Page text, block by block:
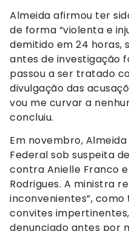
Almeida afirmou ter
de forma “violenta e
demitido em 24 horas,
antes de investigação
passou a ser tratado
divulgação das
vou me curvar a
concluiu.
Em novembro,
Federal sob suspeita
contra Anielle Franco
Rodrigues. A ministra
inconvenientes”,
convites
denunciado antes por